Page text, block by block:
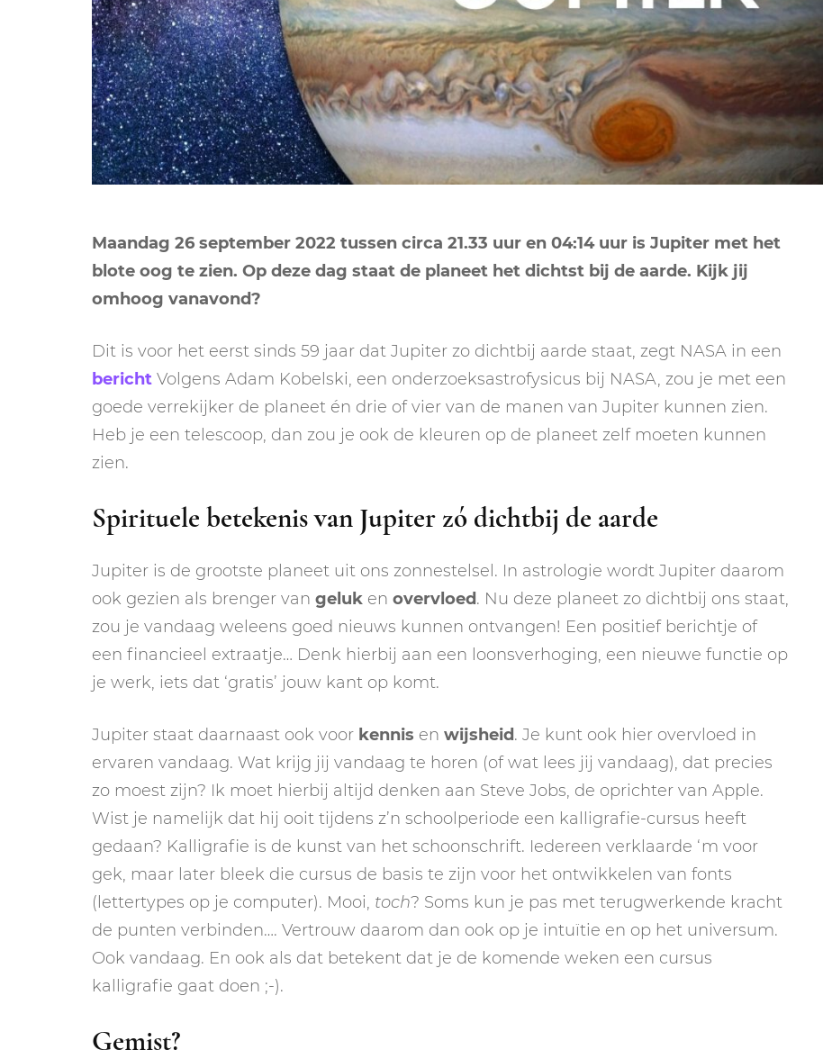
NEGENDE HUIS
TIENDE HUIS
ELFDE HUIS
TWAALFDE HUIS
NEPTUNUS
PLUTO
CHIRON
MAAN
ORAKEL
RITUELEN
NIEUWE MAAN
RITUELEN
VOLLE MAAN RITUELEN
RETROGRADE RITUEEL
SPIRIT ANIMALS
TAROT
TAROT TECHNIEKEN
Maandag 26 september 2022 tussen circa 21.33 uur en 04:14 uur is Jupiter met het
blote oog te zien. Op deze dag staat de planeet het dichtst bij de aarde. Kijk jij
omhoog vanavond?
Dit is voor het eerst sinds 59 jaar dat Jupiter zo dichtbij aarde staat, zegt NASA in een
bericht Volgens Adam Kobelski, een onderzoeksastrofysicus bij NASA, zou je met een
goede verrekijker de planeet én drie of vier van de manen van Jupiter kunnen zien.
Heb je een telescoop, dan zou je ook de kleuren op de planeet zelf moeten kunnen
zien.
Spirituele betekenis van Jupiter zó dichtbij de aarde
Jupiter is de grootste planeet uit ons zonnestelsel. In astrologie wordt Jupiter daarom
ook gezien als brenger van geluk en overvloed. Nu deze planeet zo dichtbij ons staat,
zou je vandaag weleens goed nieuws kunnen ontvangen! Een positief berichtje of
een financieel extraatje… Denk hierbij aan een loonsverhoging, een nieuwe functie op
je werk, iets dat ‘gratis’ jouw kant op komt.
Jupiter staat daarnaast ook voor kennis en wijsheid. Je kunt ook hier overvloed in
ervaren vandaag. Wat krijg jij vandaag te horen (of wat lees jij vandaag), dat precies
zo moest zijn? Ik moet hierbij altijd denken aan Steve Jobs, de oprichter van Apple.
Wist je namelijk dat hij ooit tijdens z’n schoolperiode een kalligrafie-cursus heeft
gedaan? Kalligrafie is de kunst van het schoonschrift. Iedereen verklaarde ‘m voor
gek, maar later bleek die cursus de basis te zijn voor het ontwikkelen van fonts
(lettertypes op je computer). Mooi, toch? Soms kun je pas met terugwerkende kracht
de punten verbinden…. Vertrouw daarom dan ook op je intuïtie en op het universum.
Ook vandaag. En ook als dat betekent dat je de komende weken een cursus
kalligrafie gaat doen ;-).
Gemist?